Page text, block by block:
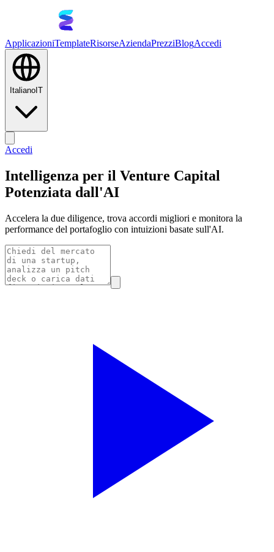
ApplicazioniTemplateRisorseAziendaPrezziBlogAccedi
Italiano IT
Accedi
Intelligenza per il Venture Capital
Potenziata dall'AI
Accelera la due diligence, trova accordi migliori e monitora la
performance del portafoglio con intuizioni basate sull'AI.